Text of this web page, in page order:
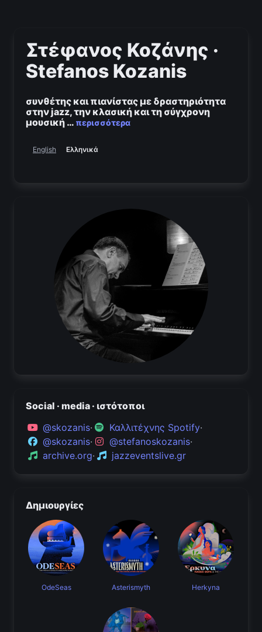
Στέφανος Κοζάνης ·
Stefanos Kozanis
συνθέτης και πιανίστας με δραστηριότητα
στην jazz, την κλασική και τη σύγχρονη
μουσική … περισσότερα
Ελληνικά
Social · media · ιστότοποι
@skozanis· Καλλιτέχνης Spotify·
@skozanis· @stefanoskozanis·
archive.org· jazzeventslive.gr
Δημιουργίες
OdeSeas Asterismyth Herkyna